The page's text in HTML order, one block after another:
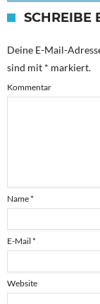
SCHREIBE
Deine E-Mail-
sind mit * markiert.
Kommentar
Name*
E-Mail *
Website